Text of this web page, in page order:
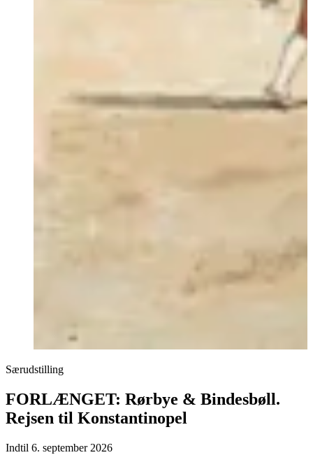
Særudstilling
FORLÆNGET: Rørbye & Bindesbøll.
Rejsen til Konstantinopel
Indtil 6. september 2026